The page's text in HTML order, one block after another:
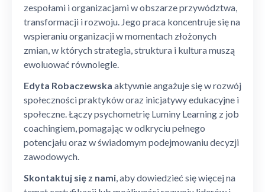
zespołami i organizacjami w obszarze przywództwa,
transformacji i rozwoju. Jego praca koncentruje się na
wspieraniu organizacji w momentach złożonych
zmian, w których strategia, struktura i kultura muszą
ewoluować równolegle.
Edyta Robaczewska aktywnie angażuje się w rozwój
społeczności praktyków oraz inicjatywy edukacyjne i
społeczne. Łączy psychometrię Luminy Learning z job
coachingiem, pomagając w odkryciu pełnego
potencjału oraz w świadomym podejmowaniu decyzji
zawodowych.
Skontaktuj się z nami, aby dowiedzieć się więcej na